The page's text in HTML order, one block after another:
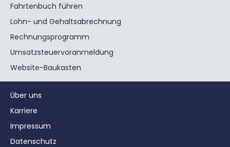
Fahrtenbuch führen
Lohn- und Gehaltsabrechnung
Rechnungsprogramm
Umsatzsteuervoranmeldung
Website-Baukasten
Über uns
Karriere
Impressum
Datenschutz